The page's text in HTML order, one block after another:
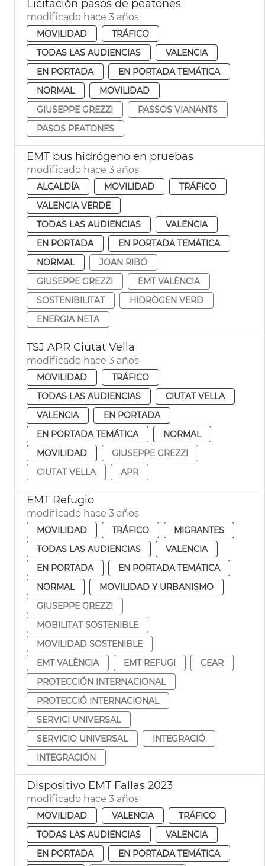
Licitación pasos de peatones
modificado hace 3 años
MOVILIDAD
TRÁFICO
TODAS LAS AUDIENCIAS
VALENCIA
EN PORTADA
EN PORTADA TEMÁTICA
NORMAL
MOVILIDAD
GIUSEPPE GREZZI
PASSOS VIANANTS
PASOS PEATONES
EMT bus hidrógeno en pruebas
modificado hace 3 años
ALCALDÍA MOVILIDAD
TRÁFICO
VALENCIA VERDE
TODAS LAS AUDIENCIAS
VALENCIA
EN PORTADA
EN PORTADA TEMÁTICA
NORMAL
JOAN RIBÓ
GIUSEPPE GREZZI
EMT VALÈNCIA
SOSTENIBILITAT
HIDRÒGEN VERD
ENERGIA NETA
TSJ APR Ciutat Vella
modificado hace 3 años
MOVILIDAD
TRÁFICO
TODAS LAS AUDIENCIAS
CIUTAT VELLA
VALENCIA
EN PORTADA
EN PORTADA TEMÁTICA
NORMAL
MOVILIDAD
GIUSEPPE GREZZI
CIUTAT VELLA
APR
EMT Refugio
modificado hace 3 años
MOVILIDAD TRÁFICO
MIGRANTES
TODAS LAS AUDIENCIAS
VALENCIA
EN PORTADA
EN PORTADA TEMÁTICA
NORMAL
MOVILIDAD Y URBANISMO
GIUSEPPE GREZZI
MOBILITAT SOSTENIBLE
MOVILIDAD SOSTENIBLE
EMT VALÈNCIA
EMT REFUGI
CEAR
PROTECCIÓN INTERNACIONAL
PROTECCIÓ INTERNACIONAL
SERVICI UNIVERSAL
SERVICIO UNIVERSAL
INTEGRACIÓ
INTEGRACIÓN
Dispositivo EMT Fallas 2023
modificado hace 3 años
MOVILIDAD VALENCIA
TRÁFICO
TODAS LAS AUDIENCIAS
VALENCIA
EN PORTADA
EN PORTADA TEMÁTICA